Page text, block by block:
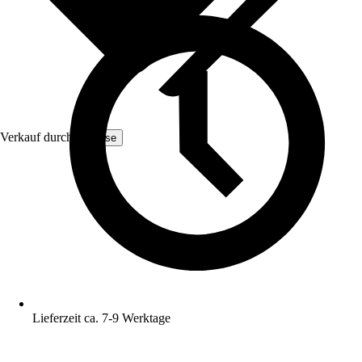
Verkauf durch: Yulisse
Lieferzeit ca. 7-9 Werktage